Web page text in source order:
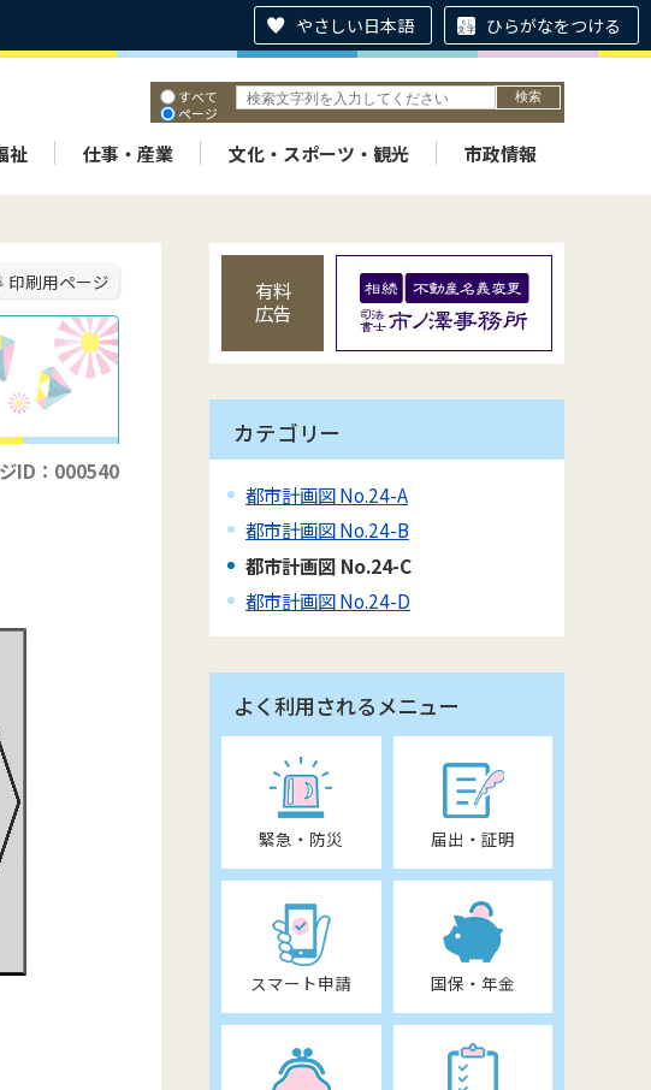
やさしい日本語 ひらがなをつける
すべて
ページ
祉 仕事・産業 文化・スポーツ・観光 市政情報
印刷用ページ
ID：000540
有料
広告
カテゴリー
都市計画図 No.24-A
都市計画図 No.24-B
都市計画図 No.24-C
都市計画図 No.24-D
よく利用されるメニュー
緊急・防災 届出・証明
スマート申請 国保・年金